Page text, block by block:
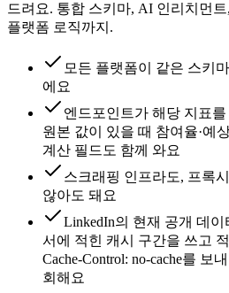
드려요. 통합 스키마, AI 인리치먼
플랫폼 로직까지.
모든 플랫폼이 같은 스키
에요
엔드포인트가 해당 지표
원본 값이 있을 때 참여율·예
계산 필드도 함께 와요
스크래핑 인프라도, 프록
않아도 돼요
LinkedIn의 현재 공개 데
서에 적힌 캐시 구간을 쓰고
Cache-Control: no-cache를 보
회해요